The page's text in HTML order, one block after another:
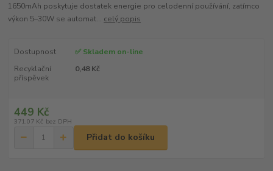
1650mAh poskytuje dostatek energie pro celodenní používání, zatímco
výkon 5–30W se automat... celý popis
Dostupnost
✅ Skladem on-line
Recyklační
příspěvek
0,48 Kč
449 Kč
371,07 Kč bez DPH
Přidat do košíku